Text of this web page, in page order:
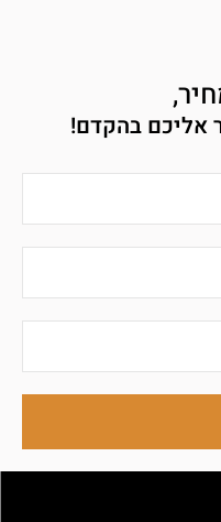
אליכם בהקדם!